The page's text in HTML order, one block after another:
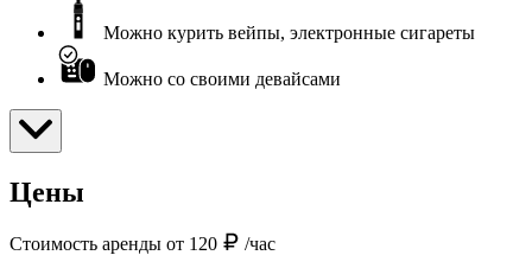
Можно курить вейпы, электронные сигареты
Можно со своими девайсами
Цены
Стоимость аренды от 120 /час